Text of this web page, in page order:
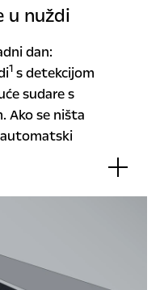
u nuždi
dan:
1s detekcijom
sudare s
Ako se ništa